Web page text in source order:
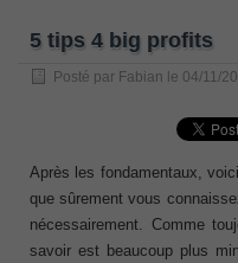
5 tips 4 big profits
Posté par Fabian le 04/11/
Après les fondamentaux,
que sûrement vous
nécessairement. Comme
savoir est beaucoup plus